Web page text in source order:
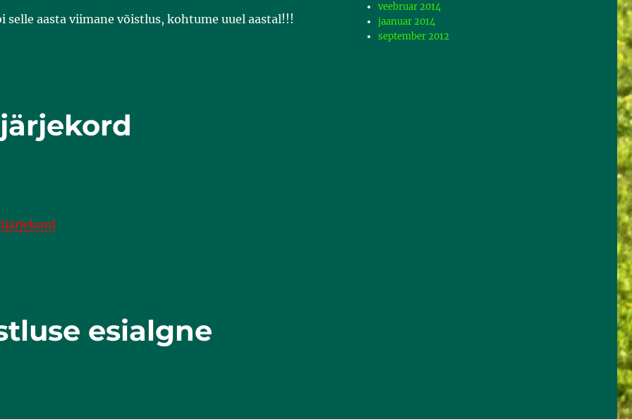
selle aasta viimane võistlus, kohtume uuel aastal!!!
esialgne
veebruar 2014
jaanuar 2014
september 2012